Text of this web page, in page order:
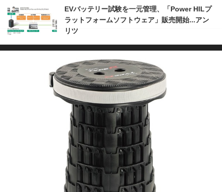
EVバッテリー試験を一元管理、「Power HILプ
ラットフォームソフトウェア」販売開始...アン
リツ